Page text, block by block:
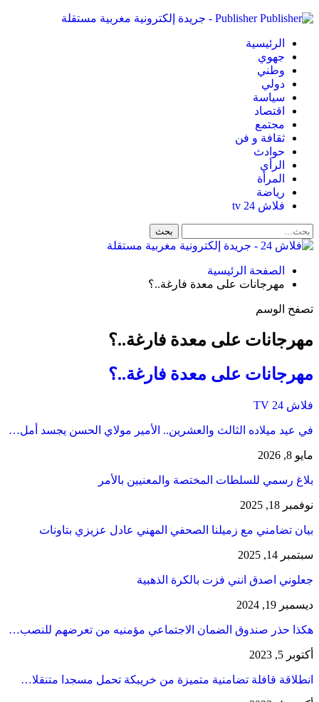
Publisher - جريدة إلكترونية مغربية مستقلة
الرئيسية
جهوي
وطني
دولي
سياسة
اقتصاد
مجتمع
ثقافة و فن
حوادث
الرأي
المرأة
رياضة
فلاش 24 tv
الصفحة الرئيسية
مهرجانات على معدة فارغة..؟
تصفح الوسم
مهرجانات على معدة فارغة..؟
مهرجانات على معدة فارغة..؟
فلاش 24 TV
في عيد ميلاده الثالث والعشرين.. الأمير مولاي الحسن يجسد أمل…
مايو 8, 2026
بلاغ رسمي للسلطات المختصة والمعنيين بالأمر
نوفمبر 18, 2025
بيان تضامني مع زميلنا الصحفي المهني عادل عزيزي بتاونات
سبتمبر 14, 2025
جعلوني اصدق انني فزت بالكرة الذهبية
ديسمبر 19, 2024
هكذا حذر صندوق الضمان الاجتماعي مؤمنيه من تعرضهم للنصب…
أكتوبر 5, 2023
انطلاقة قافلة تضامنية متميزة من خريبكة تحمل مسجدا متنقلا…